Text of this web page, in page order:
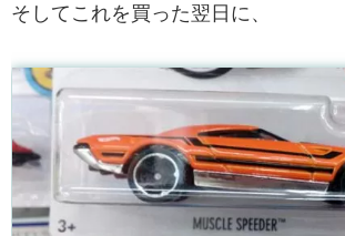
そしてこれを買った翌日に、